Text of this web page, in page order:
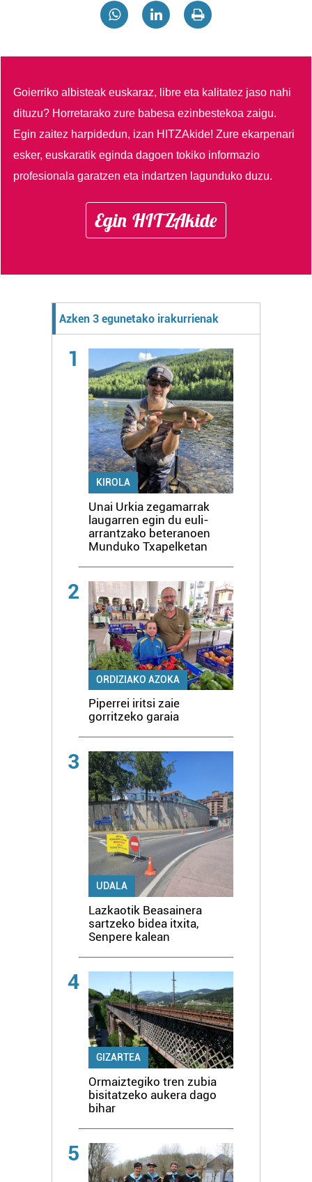
Goierriko albisteak euskaraz, libre eta kalitatez jaso nahi
dituzu? Horretarako zure babesa ezinbestekoa zaigu.
Egin zaitez harpidedun, izan HITZAkide!Zure ekarpenari
esker, euskaratik eginda dagoen tokiko informazio
profesionala garatzen eta indartzen lagunduko duzu.
Egin HITZAkide
Azken 3 egunetako irakurrienak
1
KIROLA
Unai Urkia zegamarrak
laugarren egin du euli-
arrantzako beteranoen
Munduko Txapelketan
2
ORDIZIAKO AZOKA
Piperrei iritsi zaie
gorritzeko garaia
3
UDALA
Lazkaotik Beasainera
sartzeko bidea itxita,
Senpere kalean
4
GIZARTEA
Ormaiztegiko tren zubia
bisitatzeko aukera dago
bihar
5